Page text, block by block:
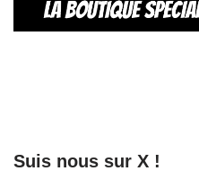
Suis nous sur X !